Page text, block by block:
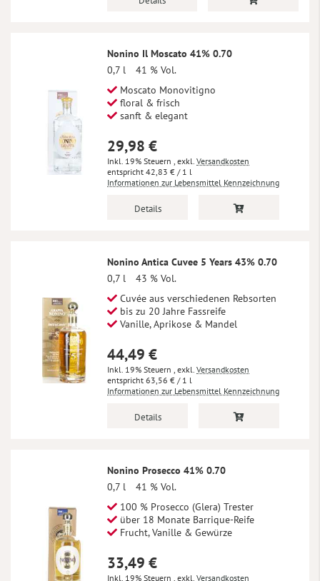
Nonino Il Moscato 41% 0.70
0,7 l
41 % Vol.
Moscato Monovitigno
floral & frisch
sanft & elegant
29,98 €
Inkl. 19% Steuern , exkl. Versandkosten
42,83 € / 1 l
Informationen zur Lebensmittel Kennzeichnung
Details
Nonino Antica Cuvee 5 Years 43% 0.70
0,7 l
43 % Vol.
Cuvée aus verschiedenen Rebsorten
bis zu 20 Jahre Fassreife
Vanille, Aprikose & Mandel
44,49 €
Inkl. 19% Steuern , exkl. Versandkosten
63,56 € / 1 l
Informationen zur Lebensmittel Kennzeichnung
Details
Nonino Prosecco 41% 0.70
0,7 l
41 % Vol.
100 % Prosecco (Glera) Trester
über 18 Monate Barrique-Reife
Frucht, Vanille & Gewürze
33,49 €
Inkl. 19% Steuern , exkl. Versandkosten